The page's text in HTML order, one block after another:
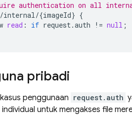
authentication on all
/internal/{imageId} {
read : if request.auth ! = null ;
pribadi
penggunaan request.auth
untuk mengakses file